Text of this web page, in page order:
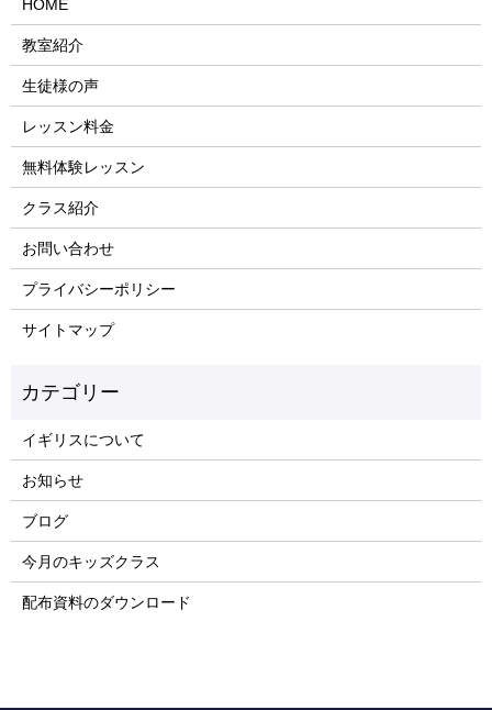
HOME
教室紹介
生徒様の声
レッスン料金
無料体験レッスン
クラス紹介
お問い合わせ
プライバシーポリシー
サイトマップ
イギリスについて
お知らせ
ブログ
今月のキッズクラス
配布資料のダウンロード